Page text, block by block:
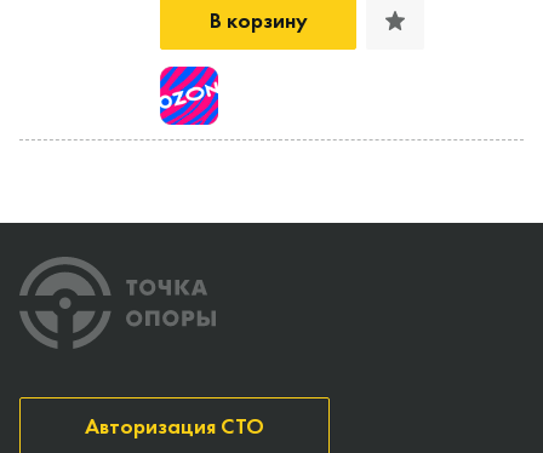
В корзину
Авторизация СТО